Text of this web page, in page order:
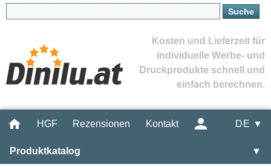
Kosten und Lieferzeit für
individuelle Werbe- und
Druckprodukte schnell und
einfach berechnen.
HGF Rezensionen Kontakt DE ▼
Produktkatalog ▼